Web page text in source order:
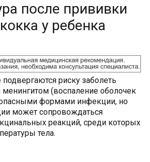
после прививки
у ребенка
риску заболеть
(воспаление оболочек
формами инфекции, но
может сопровождаться
реакций, среди которых
тела.